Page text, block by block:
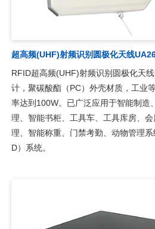
超高频(UHF)射频识别圆极化天线
RFID超高频(UHF)射频识别圆极化天
计，聚碳酸酯（PC）外壳材质，工业
率达到100W。已广泛应用于智能制造
理、智能书柜、工具车、工具库房、
理、智能称重、门禁考勤、动物管理
D）系统。